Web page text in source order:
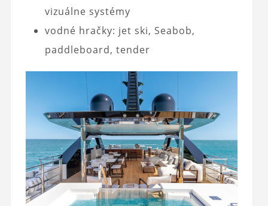
vizuálne systémy
vodné hračky: jet ski, Seabob,
paddleboard, tender